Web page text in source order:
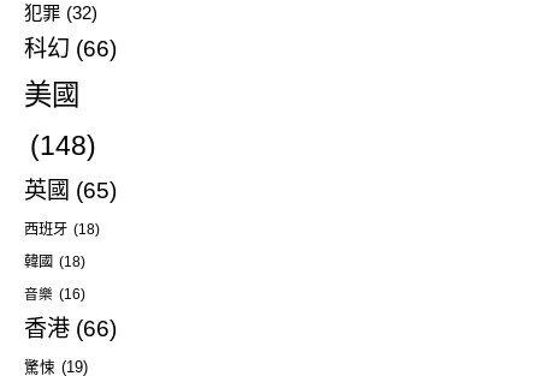
犯罪 (32)
科幻 (66)
美國
(148)
英國 (65)
西班牙 (18)
韓國 (18)
音樂 (16)
香港 (66)
驚悚 (19)